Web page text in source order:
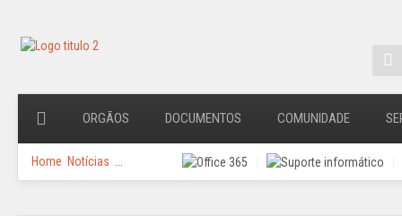
ORGÃOS DOCUMENTOS COMUNIDADE
Home Notícias